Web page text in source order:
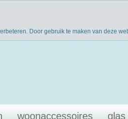
woonaccessoires glas
Door gebruik te maken van deze